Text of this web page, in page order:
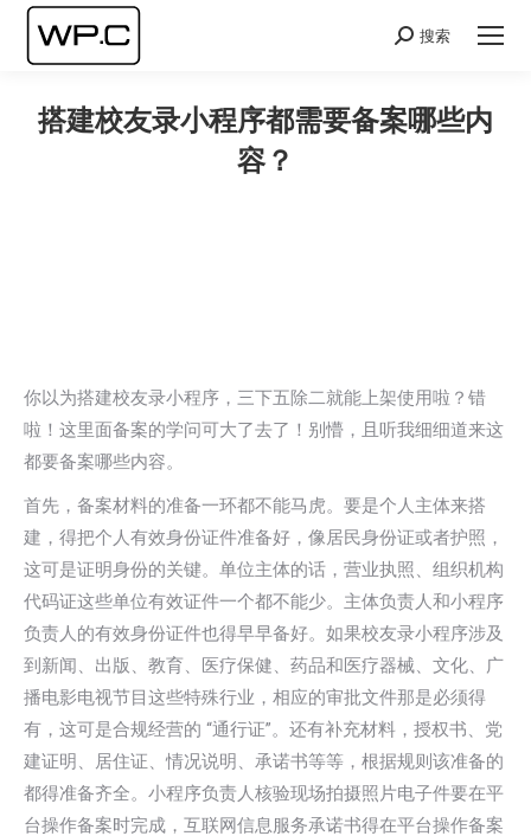
Search:
搜索
搭建校友录小程序都需要备案哪些内
容？
你以为搭建校友录小程序，三下五除二就能上架使用啦？错
啦！这里面备案的学问可大了去了！别懵，且听我细细道来这
都要备案哪些内容。
首先，备案材料的准备一环都不能马虎。要是个人主体来搭
建，得把个人有效身份证件准备好，像居民身份证或者护照，
这可是证明身份的关键。单位主体的话，营业执照、组织机构
代码证这些单位有效证件一个都不能少。主体负责人和小程序
负责人的有效身份证件也得早早备好。如果校友录小程序涉及
到新闻、出版、教育、医疗保健、药品和医疗器械、文化、广
播电影电视节目这些特殊行业，相应的审批文件那是必须得
有，这可是合规经营的 “通行证”。还有补充材料，授权书、党
建证明、居住证、情况说明、承诺书等等，根据规则该准备的
都得准备齐全。小程序负责人核验现场拍摄照片电子件要在平
台操作备案时完成，互联网信息服务承诺书得在平台操作备案